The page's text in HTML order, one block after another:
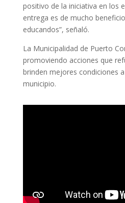
positivo de la iniciativa en los
entrega es de mucho
educandos”, señaló.
La Municipalidad de Puerto
promoviendo acciones que
brinden mejores condiciones
municipio.